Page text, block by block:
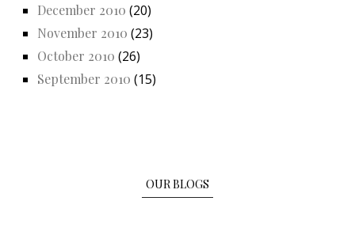
December 2010 (20)
November 2010 (23)
October 2010 (26)
September 2010 (15)
OUR BLOGS